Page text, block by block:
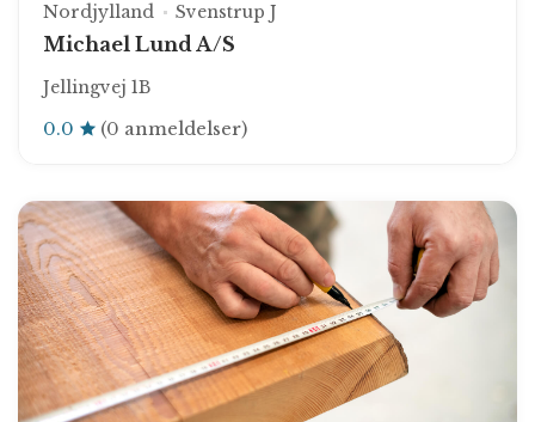
Nordjylland Svenstrup J
Michael Lund A/S
Jellingvej 1B
0.0 (0 anmeldelser)